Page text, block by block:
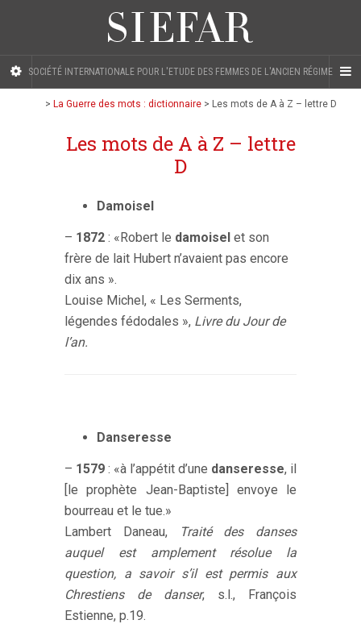
SOCIÉTÉ INTERNATIONALE POUR L'ETUDE DES FEMMES DE L'ANCIEN RÉGIME
> La Guerre des mots : dictionnaire > Les mots de A à Z – lettre D
Les mots de A à Z – lettre
D
Damoisel
– 1872 : «Robert le damoisel et son
frère de lait Hubert n’avaient pas encore
dix ans ».
Louise Michel, « Les Serments,
légendes fédodales », Livre du Jour de
l’an.
Danseresse
– 1579 : «à l’appétit d’une danseresse, il
[le prophète Jean-Baptiste] envoye le
bourreau et le tue.»
Lambert Daneau,
Traité des danses
auquel est amplement résolue la
question, a savoir s’il est permis aux
Chrestiens de danser, s.l., François
Estienne, p.19.